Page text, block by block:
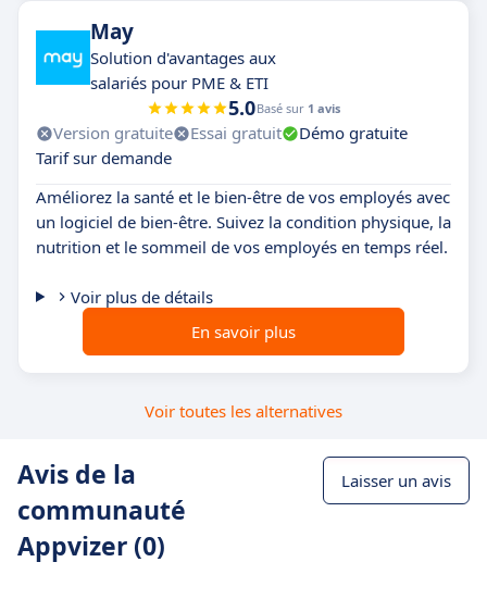
May
Solution d'avantages aux
salariés pour PME & ETI
5.0Basé sur 1 avis
Version gratuite Essai gratuit
Démo gratuite
Tarif sur demande
Améliorez la santé et le bien-être de vos employés avec
un logiciel de bien-être. Suivez la condition physique, la
nutrition et le sommeil de vos employés en temps réel.
Voir plus de détails
En savoir plus
Voir toutes les alternatives
Avis de la
communauté
Appvizer (0)
Laisser un avis